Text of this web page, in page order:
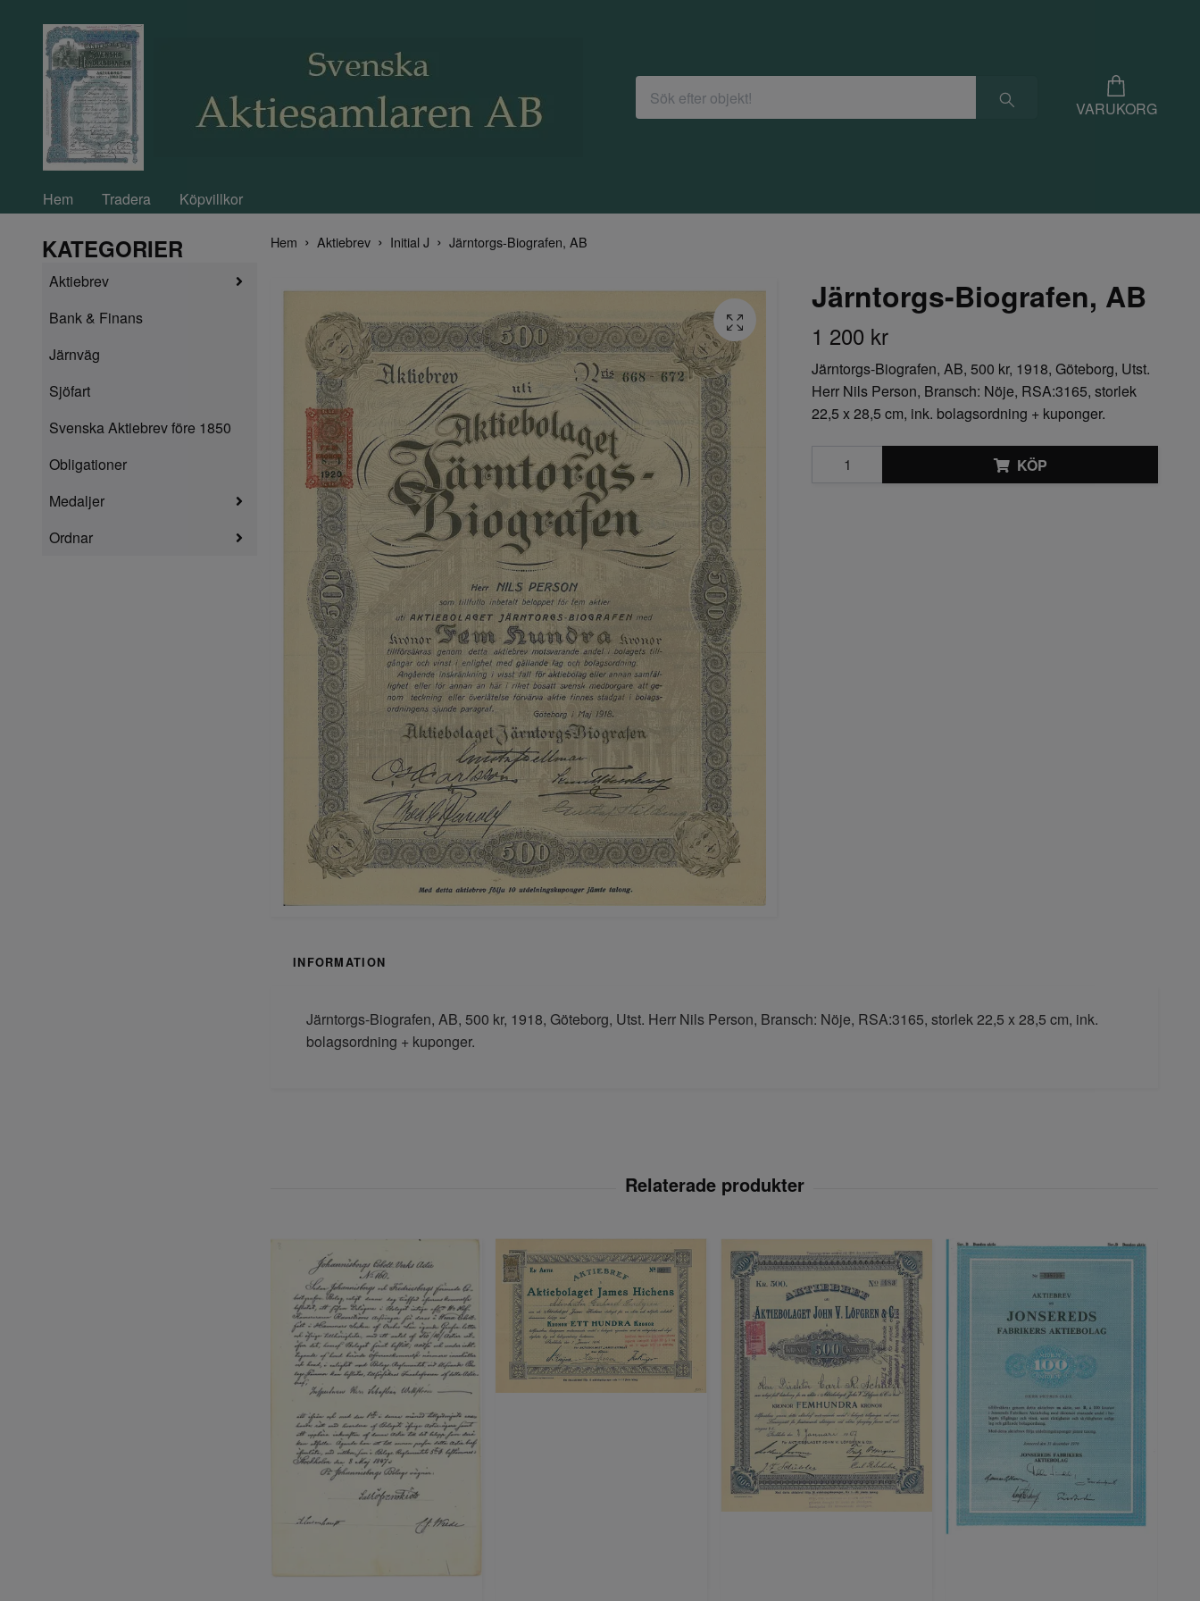
VARUKORG
Hem Tradera Köpvillkor
KATEGORIER
Aktiebrev
Bank & Finans
Järnväg
Sjöfart
Svenska Aktiebrev före 1850
Obligationer
Medaljer
Ordnar
Hem Aktiebrev Initial J Järntorgs-Biografen, AB
Järntorgs-Biografen, AB
1 200 kr
Järntorgs-Biografen, AB, 500 kr, 1918, Göteborg, Utst.
Herr Nils Person, Bransch: Nöje, RSA:3165, storlek
22,5 x 28,5 cm, ink. bolagsordning + kuponger.
KÖP
INFORMATION
Järntorgs-Biografen, AB, 500 kr, 1918, Göteborg, Utst. Herr Nils Person, Bransch: Nöje, RSA:3165, storlek 22,5 x 28,5 cm, ink.
bolagsordning + kuponger.